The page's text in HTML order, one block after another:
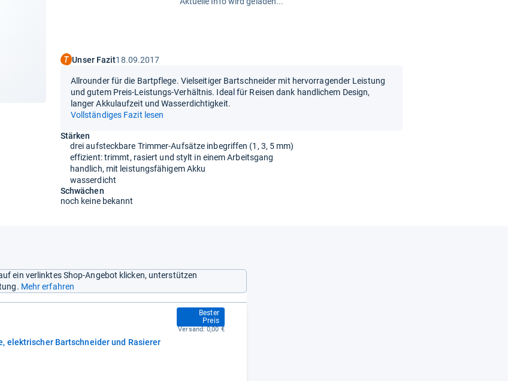
Unser Fazit18.09.2017
Allrounder für die Bartpflege. Vielseitiger Bartschneider mit hervorragender Leistung
und gutem Preis-Leistungs-Verhältnis. Ideal für Reisen dank handlichem Design,
langer Akkulaufzeit und Wasserdichtigkeit.
Vollständiges Fazit lesen
Stärken
drei aufsteckbare Trimmer-Aufsätze inbegriffen (1, 3, 5 mm)
effizient: trimmt, rasiert und stylt in einem Arbeitsgang
handlich, mit leistungsfähigem Akku
wasserdicht
Schwächen
noch keine bekannt
ein verlinktes Shop-Angebot klicken, unterstützen
Mehr erfahren
elektrischer Bartschneider und Rasierer
Bester
Preis
66,99 €
Versand:0,00 €